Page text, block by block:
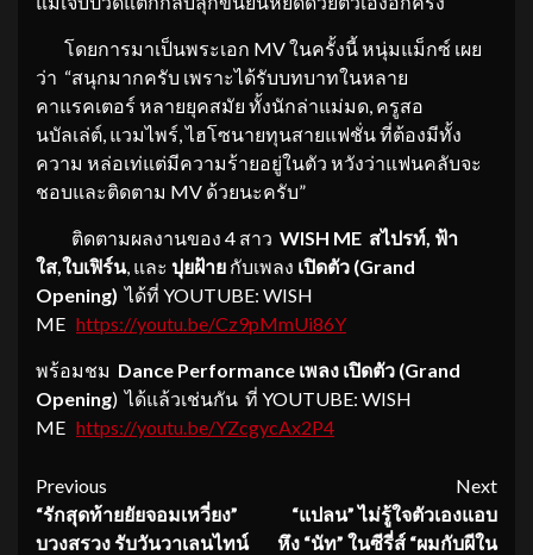
โดยการมาเป็นพระเอก MV ในครั้งนี้ หนุ่มแม็กซ์ เผย
ว่า “สนุกมากครับ เพราะได้รับบทบาทในหลาย
คาแรคเตอร์ หลายยุคสมัย ทั้งนักล่าแม่มด, ครูสอ
นบัลเล่ต์, แวมไพร์, ไฮโซนายทุนสายแฟชั่น ที่ต้องมีทั้ง
ความ หล่อเท่แต่มีความร้ายอยู่ในตัว หวังว่าแฟนคลับจะ
ชอบและติดตาม MV ด้วยนะครับ”
ติดตามผลงานของ 4 สาว WISH ME สไปรท์, ฟ้า
ใส ,ใบเฟิร์น, และ ปุยฝ้าย กับเพลง เปิดตัว (Grand
Opening) ได้ที่ YOUTUBE: WISH
ME https://youtu.be/Cz9pMmUi86Y
พร้อมชม Dance Performance เพลง เปิดตัว (Grand
Opening) ได้แล้วเช่นกัน ที่ YOUTUBE: WISH
ME https://youtu.be/YZcgycAx2P4
Continue
Reading
Previous
“รักสุดท้ายยัยจอมเหวี่ยง”
บวงสรวง รับวันวาเลนไทน์
Next
“แปลน” ไม่รู้ใจตัวเองแอบ
หึง “นัท” ในซีรี่ส์ “ผมกับผีใน